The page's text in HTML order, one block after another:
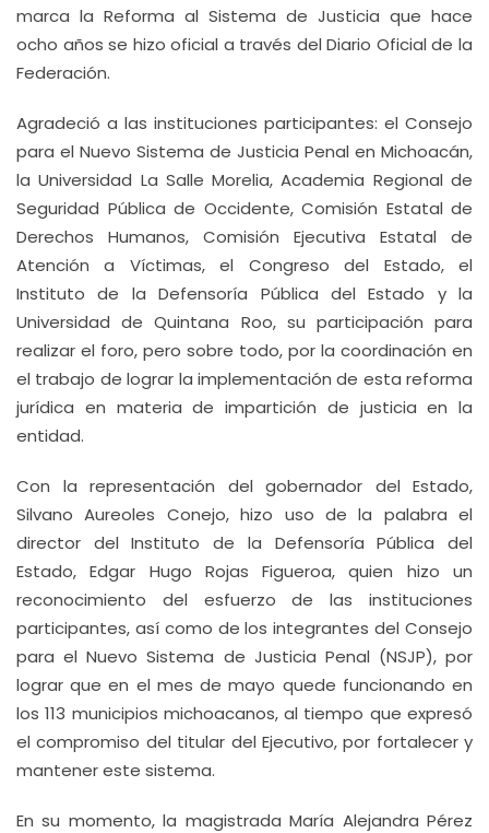
marca la Reforma al Sistema de Justicia que hace
ocho años se hizo oficial a través del Diario Oficial de la
Federación.
Agradeció a las instituciones participantes: el Consejo
para el Nuevo Sistema de Justicia Penal en Michoacán,
la Universidad La Salle Morelia, Academia Regional de
Seguridad Pública de Occidente, Comisión Estatal de
Derechos Humanos, Comisión Ejecutiva Estatal de
Atención a Víctimas, el Congreso del Estado, el
Instituto de la Defensoría Pública del Estado y la
Universidad de Quintana Roo, su participación para
realizar el foro, pero sobre todo, por la coordinación en
el trabajo de lograr la implementación de esta reforma
jurídica en materia de impartición de justicia en la
entidad.
Con la representación del gobernador del Estado,
Silvano Aureoles Conejo, hizo uso de la palabra el
director del Instituto de la Defensoría Pública del
Estado, Edgar Hugo Rojas Figueroa, quien hizo un
reconocimiento del esfuerzo de las instituciones
participantes, así como de los integrantes del Consejo
para el Nuevo Sistema de Justicia Penal (NSJP), por
lograr que en el mes de mayo quede funcionando en
los 113 municipios michoacanos, al tiempo que expresó
el compromiso del titular del Ejecutivo, por fortalecer y
mantener este sistema.
En su momento, la magistrada María Alejandra Pérez